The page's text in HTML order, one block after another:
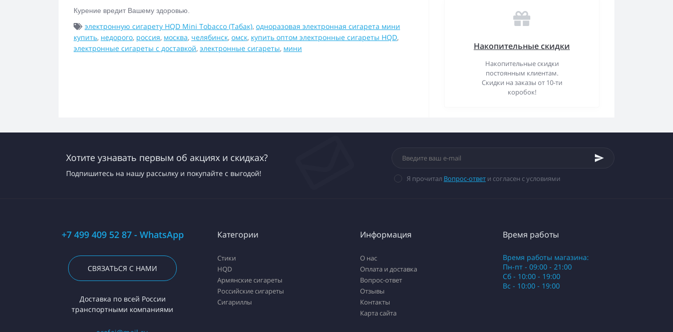
Курение вредит Вашему здоровью.
электронную сигарету HQD Mini Tobacco (Табак), одноразовая электронная сигарета мини
купить, недорого, россия, москва, челябинск, омск, купить оптом электронные сигареты HQD,
электронные сигареты с доставкой, электронные сигареты, мини Накопительные скидки
Накопительные скидки
постоянным клиентам.
Скидки на заказы от 10-ти
коробок!
Хотите узнавать первым об акциях и скидках?
Подпишитесь на нашу рассылку и покупайте с выгодой!
Я прочитал Вопрос-ответ и согласен с условиями
+7 499 409 52 87 - WhatsApp
СВЯЗАТЬСЯ С НАМИ
Доставка по всей России
транспортными компаниями
Категории
Стики
HQD
Армянские сигареты
Российские сигареты
Сигариллы
Информация
О нас
Оплата и доставка
Вопрос-ответ
Отзывы
Контакты
Карта сайта
Время работы
Время работы магазина:
Пн-пт - 09:00 - 21:00
Сб - 10:00 - 19:00
Вс - 10:00 - 19:00